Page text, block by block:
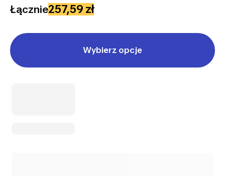
Łącznie257,59 zł
Wybierz opcje